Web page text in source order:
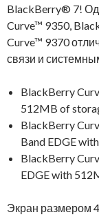
BlackBerry® 7!
Curve™ 9350,
Curve™ 9370
связи и
BlackBerry
512MB of
BlackBerry
Band EDGE
BlackBerry
EDGE with
Экран размером